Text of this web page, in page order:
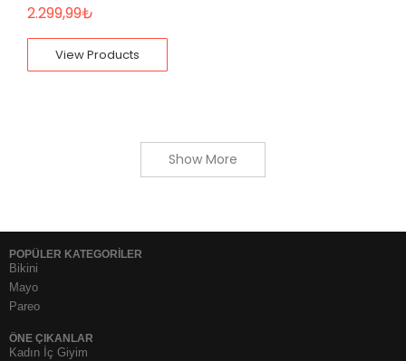
2.299,99₺
View Products
Show More
POPÜLER KATEGORİLER
Bikini
Mayo
Pareo
ÖNE ÇIKANLAR
Kadın İç Giyim